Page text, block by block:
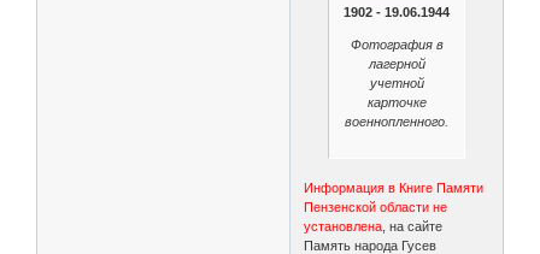
1902 - 19.06.1944
Фотография в
лагерной
учетной
карточке
военнопленного.
Информация в Книге Памяти
Пензенской области не
установлена , на сайте
Память народа Гусев